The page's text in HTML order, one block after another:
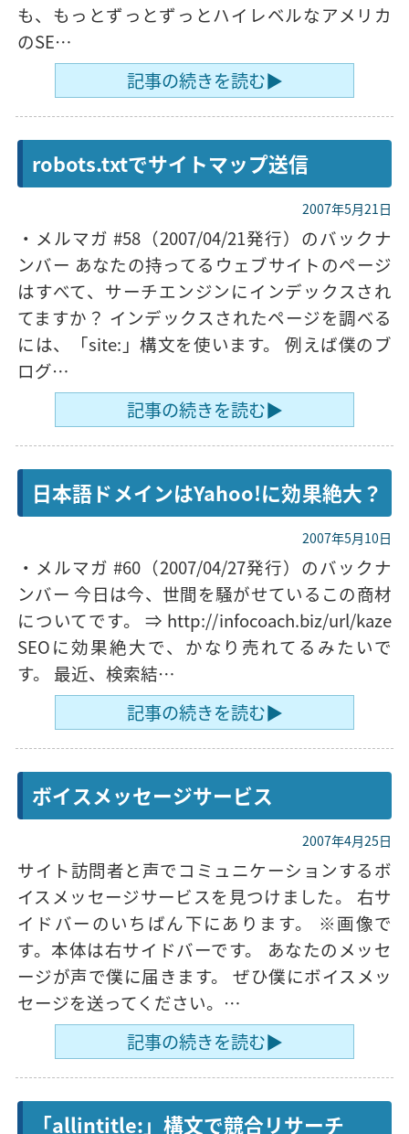
も、もっとずっとずっとハイレベルなアメリカ
のSE…
記事の続きを読む▶
robots.txtでサイトマップ送信
2007年5月21日
・メルマガ #58（2007/04/21発行）のバックナ
ンバー あなたの持ってるウェブサイトのページ
はすべて、サーチエンジンにインデックスされ
てますか？ インデックスされたページを調べる
には、「site:」構文を使います。 例えば僕のブ
ログ…
記事の続きを読む▶
日本語ドメインはYahoo!に効果絶大？
2007年5月10日
・メルマガ #60（2007/04/27発行）のバックナ
ンバー 今日は今、世間を騒がせているこの商材
についてです。 ⇒ http://infocoach.biz/url/kaze
SEOに効果絶大で、かなり売れてるみたいで
す。 最近、検索結…
記事の続きを読む▶
ボイスメッセージサービス
2007年4月25日
サイト訪問者と声でコミュニケーションするボ
イスメッセージサービスを見つけました。 右サ
イドバーのいちばん下にあります。 ※画像で
す。本体は右サイドバーです。 あなたのメッセ
ージが声で僕に届きます。 ぜひ僕にボイスメッ
セージを送ってください。…
記事の続きを読む▶
「allintitle:」構文で競合リサーチ